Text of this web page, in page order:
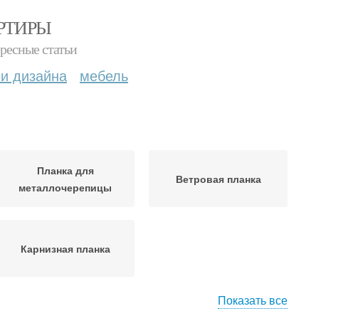
статьи
дизайна мебель
Планка для
металлочерепицы
Ветровая планка
Карнизная планка
Показать все